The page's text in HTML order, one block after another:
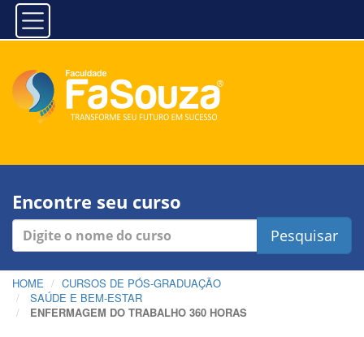
Encontre seu curso
Pesquisar
HOME
CURSOS DE PÓS-GRADUAÇÃO
SAÚDE E BEM-ESTAR
ENFERMAGEM DO TRABALHO 360 HORAS